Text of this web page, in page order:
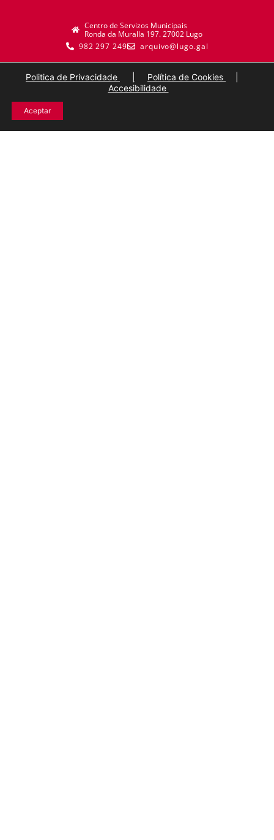
Centro de Servizos Municipais
Ronda da Muralla 197. 27002 Lugo
982 297 249
arquivo@lugo.gal
Politica de Privacidade Política de Cookies
Accesibilidade
Aceptar